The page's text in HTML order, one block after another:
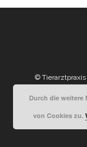
© Tierarztpraxis
Durch die weitere
von Cookies zu.